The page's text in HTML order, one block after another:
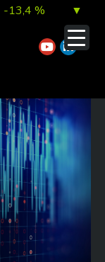
-13,4 % ▼
7,0 % ▲
% ▲
0,1 %
0,2 %